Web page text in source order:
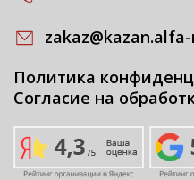
Политика
Согласие на